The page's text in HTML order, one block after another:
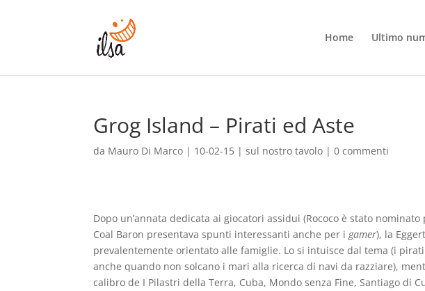
Home Ultimo
Grog Island – Pirati ed Aste
da Mauro Di Marco | 10-02-15 |sul nostro tavolo |0 commenti
Dopo un’annata dedicata ai giocatori assidui (Rococo è stato
Coal Baron presentava spunti interessanti anche per igamer), la
prevalentemente orientato alle famiglie. Lo si intuisce dal tema (i
anche quando non solcano i mari alla ricerca di navi da razziare),
calibro de I Pilastri della Terra, Cuba, Mondo senza Fine, Santiago di